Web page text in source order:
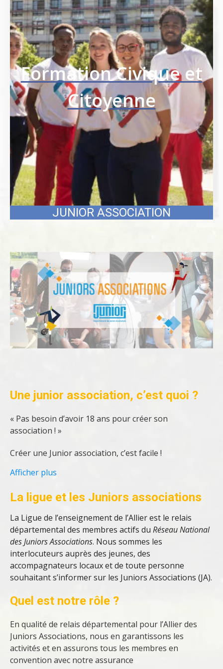
formation.
Pour plus d’informations contactez-nous par
téléphone au06.44.31.14.90ou par mail
àservice.civique@laligue03.org.
Formation Civique et
Citoyenne
JUNIOR ASSOCIATION
Une junior association, c’est quoi ?
« Pas besoin d’avoir 18 ans pour créer son
association ! »
Créer une Junior association, c’est facile !
investir:alors que la création d’une association loi de
1901 est réservée dans l’usage aux majeurs, la
« Junior association », ou JA, vous permet de vous
organiser et de réaliser vos projets en découvrant la
dynamique associative.
Le réseau national vous permet d’être assurés dans
vos activités, de bénéficier d’un accompagnement
méthodologique, de gérer un compte bancaire en
vos partenaires.
⇒ Pour créer votre Junior association, c’est facile:
faut être au moins deux, constituer un groupe
composé en majorité de jeunes de moins de 18 ans, et
choisir deux représentants mineurs.
Afficher plus
La ligue et les Juniors associations
La Ligue de l’enseignement de l’Allier est le relais
départemental des membres actifs du Réseau National
des Juniors Associations. Nous sommes les
interlocuteurs auprès des jeunes, des
accompagnateurs locaux et de toute personne
souhaitant s’informer sur les Juniors Associations (JA).
Quel est notre rôle ?
En qualité de relais départemental pour l’Allier des
Juniors Associations, nous en garantissons les
activités et en assurons tous les membres en
convention avec notre assurance